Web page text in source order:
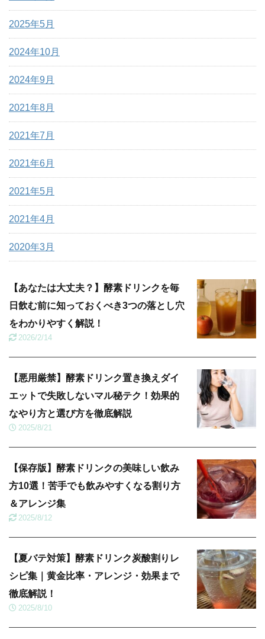
2025年5月
2024年10月
2024年9月
2021年8月
2021年7月
2021年6月
2021年5月
2021年4月
2020年3月
【あなたは大丈夫？】酵素ドリンクを毎
日飲む前に知っておくべき3つの落とし穴
をわかりやすく解説！
2026/2/14
【悪用厳禁】酵素ドリンク置き換えダイ
エットで失敗しないマル秘テク！効果的
なやり方と選び方を徹底解説
2025/8/21
【保存版】酵素ドリンクの美味しい飲み
方10選！苦手でも飲みやすくなる割り方
＆アレンジ集
2025/8/12
【夏バテ対策】酵素ドリンク炭酸割りレ
シピ集｜黄金比率・アレンジ・効果まで
徹底解説！
2025/8/10